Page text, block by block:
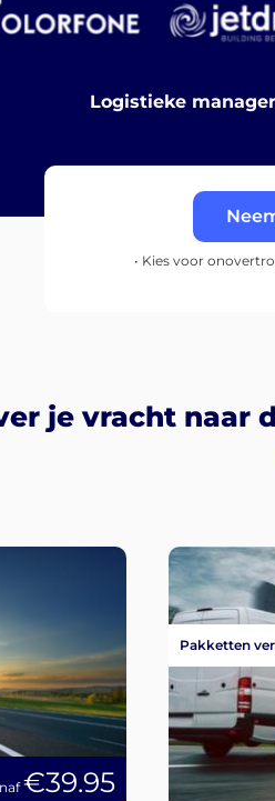
Logistieke
• Kies voor
je vracht naar
€39.95
Pakketten